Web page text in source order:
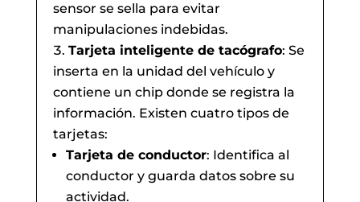
sensor se sella para evitar
manipulaciones indebidas.
Tarjeta inteligente de tacógrafo: Se
inserta en la unidad del vehículo y
contiene un chip donde se registra la
información. Existen cuatro tipos de
tarjetas:
Tarjeta de conductor: Identifica al
conductor y guarda datos sobre su
actividad.